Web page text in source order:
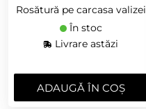
Rosătură pe carcasa valizei
În stoc
Livrare astăzi
ADAUGǍ ÎN COȘ